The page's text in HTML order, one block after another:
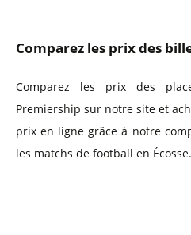
Comparez les prix des
Comparez les prix des
Premiership sur notre site et
prix en ligne grâce à notre
les matchs de football en Écosse.